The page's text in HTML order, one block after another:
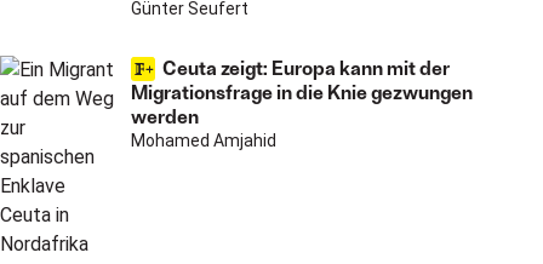
Günter Seufert
Ceuta zeigt: Europa kann mit der
Migrationsfrage in die Knie gezwungen
werden
Mohamed Amjahid